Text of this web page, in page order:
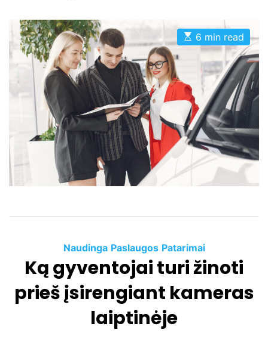
s
E
s
a
t
e
d
r
e
a
d
i
6 min read
C
a
t
e
o
Naudinga Paslaugos Patarimai
Ką gyventojai turi žinoti
prieš įsirengiant kameras
laiptinėje